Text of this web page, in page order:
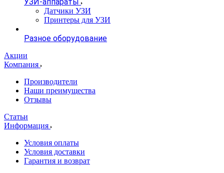
Датчики УЗИ
Принтеры для УЗИ
Разное оборудование
Акции
Компания
Производители
Наши преимущества
Отзывы
Статьи
Информация
Условия оплаты
Условия доставки
Гарантия и возврат